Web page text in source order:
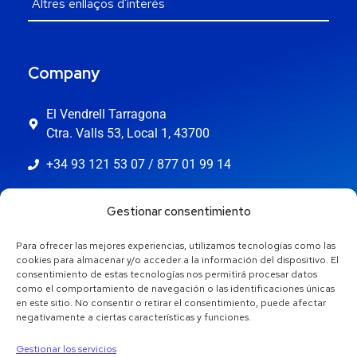
Gestionar consentimiento
Para ofrecer las mejores experiencias, utilizamos tecnologías como las
cookies para almacenar y/o acceder a la información del dispositivo. El
consentimiento de estas tecnologías nos permitirá procesar datos
como el comportamiento de navegación o las identificaciones únicas
en este sitio. No consentir o retirar el consentimiento, puede afectar
negativamente a ciertas características y funciones.
Gestionar los servicios
Company
El Vendrell Tarragona
Ctra. Valls 53, Local 1, 43700
+34 93 121 53 07 / 877 01 99 14